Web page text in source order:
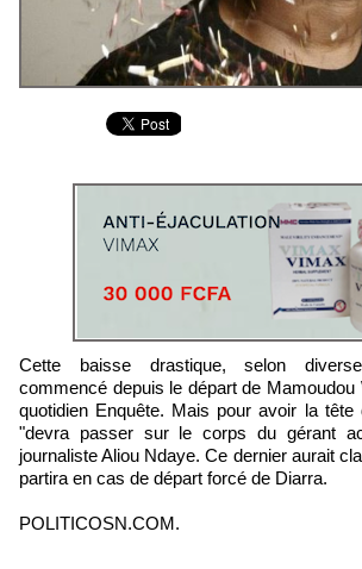
Cette baisse drastique, selon diverses sources, avait
commencé depuis le départ de Mamoudou
quotidien Enquête. Mais pour avoir la tête
"devra passer sur le corps du gérant
journaliste Aliou Ndaye. Ce dernier aurait
partira en cas de départ forcé de Diarra.
POLITICOSN.COM.